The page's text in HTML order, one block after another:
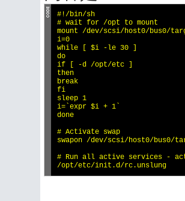
#!/bin/sh
# wait for /opt to mount
mount /dev/scsi/host0/bus0/
i=0
while [ $i -le 30 ]
do
if [ -d /opt/etc ]
then
break
fi
sleep 1
i=`expr $i + 1`
done
# Activate swap
swapon /dev/scsi/host0/bus0/
# Run all active services -
/opt/etc/init.d/rc.unslung